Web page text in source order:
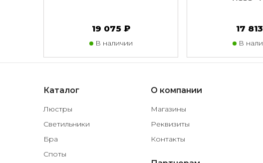
19 075 ₽
В наличии
17
В
Каталог
Люстры
Светильники
Бра
Споты
О компании
Магазины
Реквизиты
Контакты